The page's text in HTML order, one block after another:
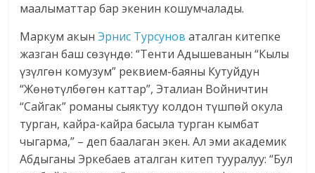
маалыматтар бар экенин кошумчалады.
Маркум акынЭрнис Турсунов аталган китепке
жазган баш сөзүндө: “Тенти Адышеванын “Кылы
үзүлгөн комузум” реквием-баяны Кутуйдун
“Жөнөтүлбөгөн каттар”, Эталиан Войничтин
“Сайгак” романы сыяктуу колдон түшпөй окула
турган, кайра-кайра басыла турган кымбат
чыгарма,” – деп баалаган экен. Ал эми академик
Абдыганы Эркебаев аталган китеп тууралуу: “Бул